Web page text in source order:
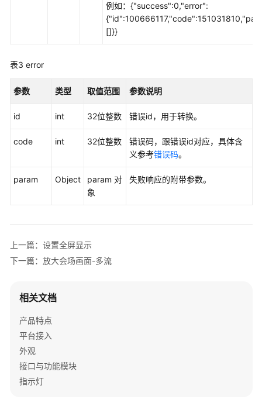
MIC
出
询
是
源
例如：{"success":0,"error":
[]}}
表3 error
参数 类型 取值范围 参数说明
id int 32位整数 错误id，用于转换。
code int 32位整数
错误码，跟错误id对应，具体含
义参考错误码。
param Object
param 对
象
失败响应的附带参数。
上一篇：设置全屏显示
下一篇：放大会场画面-多流
相关文档
产品特点
平台接入
外观
接口与功能模块
指示灯